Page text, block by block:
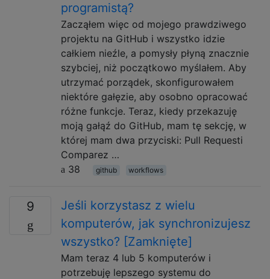
programistą?
Zacząłem więc od mojego prawdziwego
projektu na GitHub i wszystko idzie
całkiem nieźle, a pomysły płyną znacznie
szybciej, niż początkowo myślałem. Aby
utrzymać porządek, skonfigurowałem
niektóre gałęzie, aby osobno opracować
różne funkcje. Teraz, kiedy przekazuję
moją gałąź do GitHub, mam tę sekcję, w
której mam dwa przyciski: Pull Requesti
Comparez …
38
github workflows
9
Jeśli korzystasz z wielu
komputerów, jak synchronizujesz
wszystko? [Zamknięte]
Mam teraz 4 lub 5 komputerów i
potrzebuję lepszego systemu do